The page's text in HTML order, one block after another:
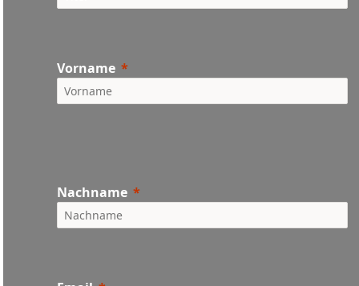
Vorname
Nachname